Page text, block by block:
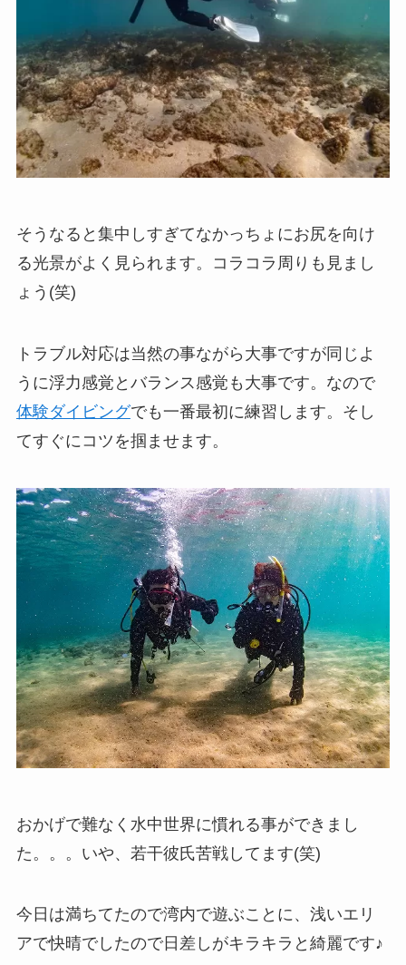
そうなると集中しすぎてなかっちょにお尻を向け
る光景がよく見られます。コラコラ周りも見まし
ょう(笑)
トラブル対応は当然の事ながら大事ですが同じよ
うに浮力感覚とバランス感覚も大事です。なので
体験ダイビングでも一番最初に練習します。そし
てすぐにコツを掴ませます。
おかげで難なく水中世界に慣れる事ができまし
た。。。いや、若干彼氏苦戦してます(笑)
今日は満ちてたので湾内で遊ぶことに、浅いエリ
アで快晴でしたので日差しがキラキラと綺麗です♪